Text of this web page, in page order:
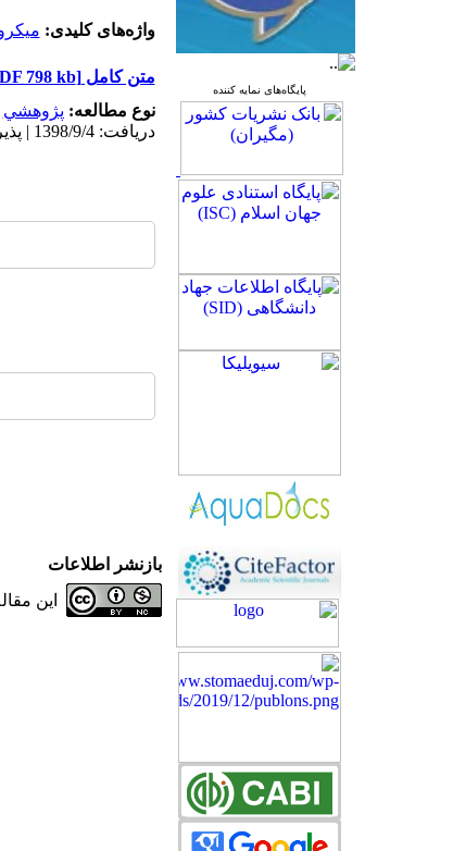
پایگاه‌های نمایه کننده
واژه‌های کلیدی:
متن کامل[PDF 798 kb]
نوع مطالعه: پژوهشي
دریافت: 1398/9/4 | پذیرش: 1399/8/10 | انتشار: 1399/8/10
بازنشر اطلاعات
این